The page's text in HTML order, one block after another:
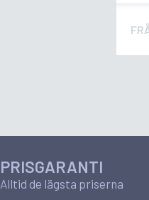
PRISGARANTI
Alltid de lägsta priserna